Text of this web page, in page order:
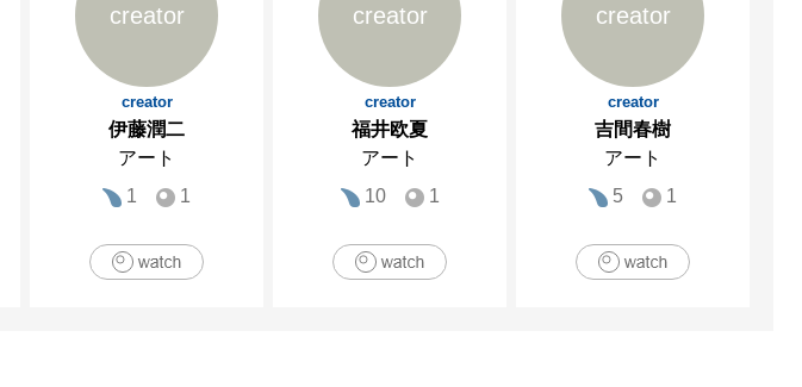
creator
creator
伊藤潤二
アート
1
1
creator
creator
福井欧夏
アート
10
1
creator
creator
吉間春樹
アート
5
1